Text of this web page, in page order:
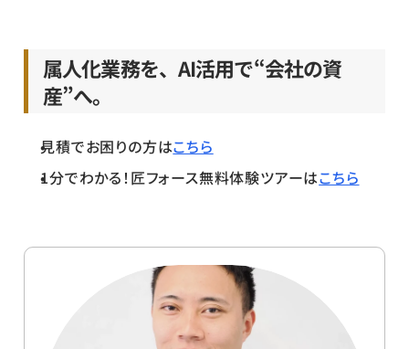
属人化業務を、AI活用で“会社の資
産”へ。
見積でお困りの方はこちら
1分でわかる！匠フォース無料体験ツアーはこちら